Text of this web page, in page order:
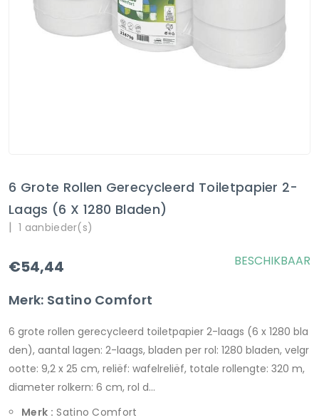
6 Grote Rollen Gerecycleerd Toiletpapier 2-
Laags (6 X 1280 Bladen)
| 1 aanbieder(s)
€54,44
Merk: Satino Comfort
BESCHIKBAAR
6 grote rollen gerecycleerd toiletpapier 2-laags (6 x 1280 bla
den), aantal lagen: 2-laags, bladen per rol: 1280 bladen, velgr
ootte: 9,2 x 25 cm, reliëf: wafelreliëf, totale rollengte: 320 m,
diameter rolkern: 6 cm, rol d...
Merk : Satino Comfort